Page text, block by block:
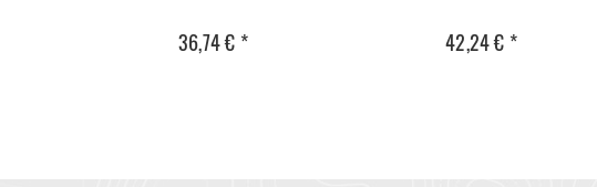
36,74 € * 42,24 € *